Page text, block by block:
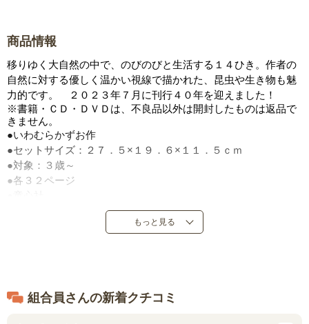
商品情報
移りゆく大自然の中で、のびのびと生活する１４ひき。作者の
自然に対する優しく温かい視線で描かれた、昆虫や生き物も魅
力的です。 ２０２３年７月に刊行４０年を迎えました！
※書籍・ＣＤ・ＤＶＤは、不良品以外は開封したものは返品で
きません。
●いわむらかずお作
●セットサイズ：２７．５×１９．６×１１．５ｃｍ
●対象：３歳～
●各３２ページ
●定価：１７，１６０円（税込）
●１９８３年７月～２００７年１１月発売
もっと見る
組合員さんの新着クチコミ